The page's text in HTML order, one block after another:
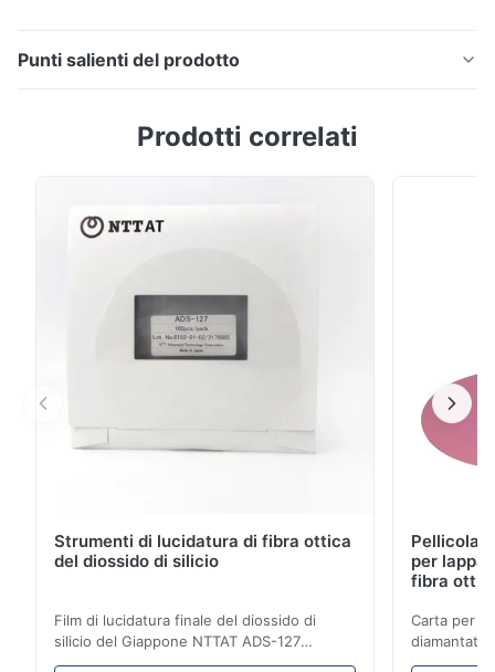
Punti salienti del prodotto
con forte stabilità Dispenser su misura
Shenzhen, Cina Descrizione L'erogatore
Prodotti correlati
Strumenti di lucidatura di fibra ottica
del diossido di silicio
Film di lucidatura finale del diossido di
silicio del Giappone NTTAT ADS-127
Modello: ADS-127 Luogo d'origine: Il
Pellicola
per
fibra
Carta per
diamantata
patch in